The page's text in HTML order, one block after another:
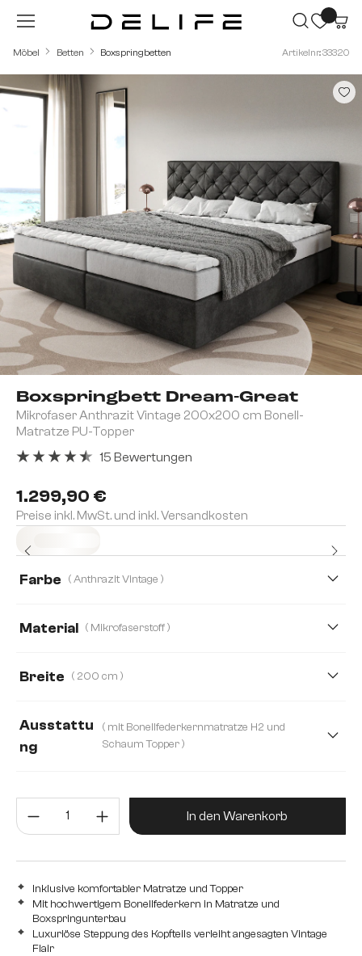
Zum Hauptinhalt springen
Möbel Betten Boxspringbetten Artikelnr.: 33320
Boxspringbett Dream-Great
Mikrofaser Anthrazit Vintage 200x200 cm Bonell-
Matratze PU-Topper
1.299,90 €
Preise inkl. MwSt. und inkl. Versandkosten
15 Bewertungen
Farbe ( Anthrazit Vintage )
Material ( Mikrofaserstoff )
Breite ( 200 cm )
200 cm
Ausstattu
ng
( mit Bonellfederkernmatratze H2 und
Schaum Topper )
mit Taschenfederkernmatratze H2/H3 und Visco Topper
Produkt Anzahl: Gib den
In den Warenkorb
Inklusive komfortabler Matratze und Topper
Mit hochwertigem Bonellfederkern in Matratze und
Boxspringunterbau
Luxuriöse Steppung des Kopfteils verleiht angesagten Vintage
Flair
Bildergalerie überspringen